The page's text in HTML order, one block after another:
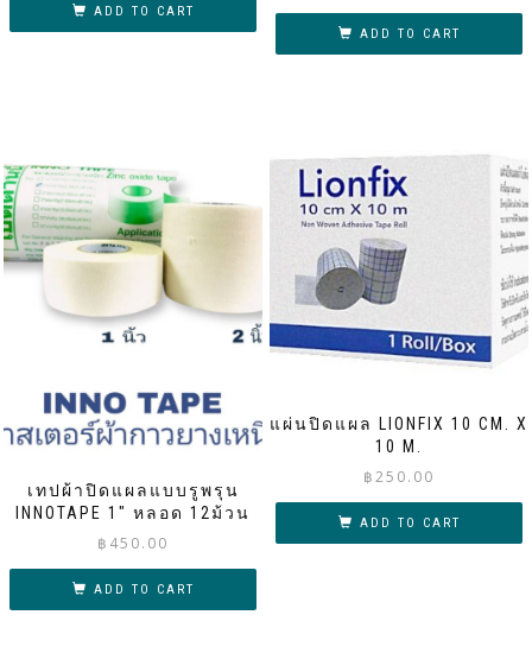
ADD TO CART
ADD TO CART
เทปผ้าปิดแผลแบบรูพรุน
INNOTAPE 1″ หลอด 12ม้วน
฿ 450.00
ADD TO CART
แผ่นปิดแผล LIONFIX 10 CM. X
10 M.
฿250.00
ADD TO CART